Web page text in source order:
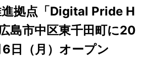
拠点「Digital Pride H
島市中区東千田町に20
日（月）オープン